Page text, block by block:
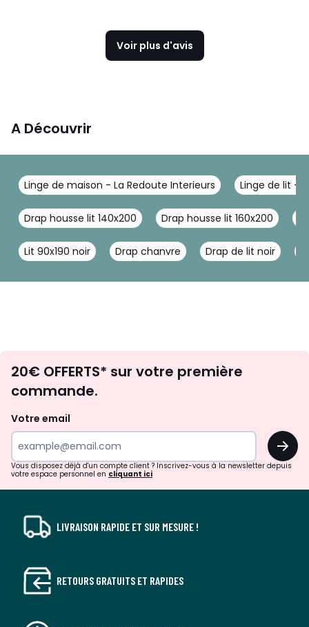
Voir plus d'avis
A Découvrir
Linge de maison - La Redoute Interieurs Linge de lit -
Drap housse lit 140x200 Drap housse lit 160x200
Lit 90x190 noir Drap chanvre Drap de lit noir
d'inspirations
surprises?
20€ OFFERTS* sur votre première
commande.
Votre email
OK
Vous disposez déjà d'un compte client ? Inscrivez-vous à la newsletter depuis
votre espace personnel en cliquant ici
LIVRAISON RAPIDE ET SUR MESURE !
RETOURS GRATUITS ET RAPIDES